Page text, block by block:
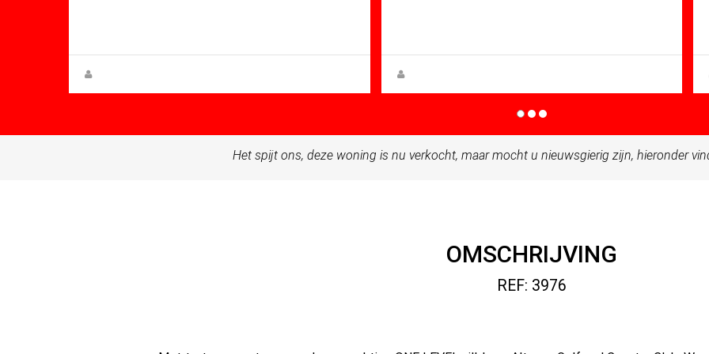
Het spijt ons, deze woning is nu verkocht, maar mocht u nieuwsgierig zijn, hieronder
OMSCHRIJVING
REF: 3976